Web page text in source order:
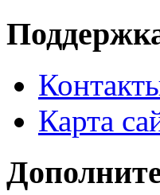
Карта